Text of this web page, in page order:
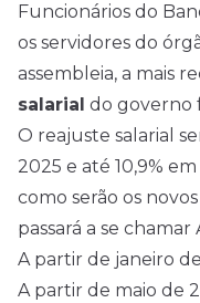
Funcionários do
os servidores do
assembleia, a mais
salarial do governo
O reajuste salarial
2025 e até 10,9%
como serão os
passará a se chamar
A partir de janeiro
A partir de maio de